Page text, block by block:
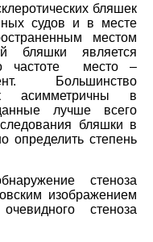
бляшек
судов и в месте
местом
бляшки является
частоте место –
Большинство
асимметричны в
лучше всего
бляшки в
определить степень
стеноза
изображением
стеноза